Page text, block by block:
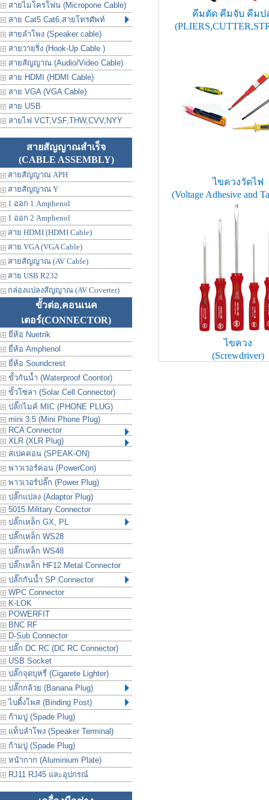
สายไมโครโฟน (Micropone Cable)
สาย Cat5 Cat6,สายโทรศัพท์
สายลำโพง (Speaker cable)
สายวายริ่ง (Hook-Up Cable )
สายสัญญาณ (Audio/Video Cable)
สาย HDMI (HDMI Cable)
สาย VGA (VGA Cable)
สาย USB
สายไฟ VCT,VSF,THW,CVV,NYY
สายสัญญาณสำเร็จ
(CABLE ASSEMBLY)
สายสัญญาณ APH
สายสัญญาณ Y
1 ออก 1 Amphenol
1 ออก 2 Amphenol
สาย HDMI (HDMI Cable)
สาย VGA (VGA Cable)
สายสัญญาณ (AV Cable)
สาย USB R232
กล่องแปลงสัญญาณ (AV Coverter)
ขั้วต่อ,คอนเนค
เตอร์(CONNECTOR)
ยี่ห้อ Nuetrik
ยี่ห้อ Amphenol
ยี่ห้อ Soundcrest
ขั้วกันน้ำ (Waterproof Coontor)
ขั้วโซลา (Solar Cell Connector)
ปลั๊กไมค์ MIC (PHONE PLUG)
mini 3.5 (Mini Phone Plug)
RCA Connector
XLR (XLR Plug)
สเปคคอน (SPEAK-ON)
พาวเวอร์คอน (PowerCon)
พาวเวอร์ปลั๊ก (Power Plug)
ปลั๊กแปลง (Adaptor Plug)
5015 Military Connector
ปลั๊กเหล็ก GX, PL
ปลั๊กเหล็ก WS28
ปลั๊กเหล็ก WS48
ปลั๊กเหล็ก HF12 Metal Connector
ปลั๊กกันน้ำ SP Connector
WPC Connector
K-LOK
POWERFIT
BNC RF
D-Sub Connector
ปลั๊ก DC RC (DC RC Connector)
USB Socket
ปลั๊กจุดบุหรี่ (Cigarete Lighter)
ปลั๊กกล้วย (Banana Plug)
ไบดิ้งโพส (Binding Post)
ก้ามปู (Spade Plug)
แท็บลำโพง (Speaker Terminal)
ก้ามปู (Spade Plug)
หน้ากาก (Aluminium Plate)
RJ11 RJ45 และอุปกรณ์
คีมตัด คีมจับ คีมป
ไขควงวัดไฟ
(Voltage Adhesive and
ไขควง
(Screwdriver)